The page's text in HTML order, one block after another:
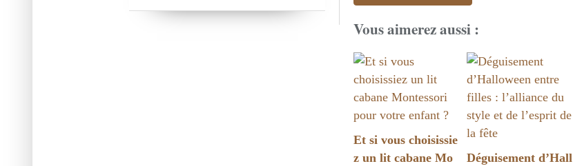
Vous aimerez aussi :
Et si vous choisissie
z un lit cabane Mo
Déguisement d’Hall